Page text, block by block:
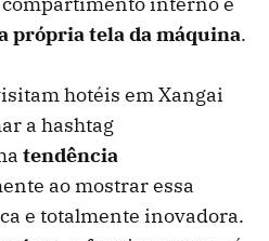
própria tela da máquina.
hotéis em Xangai
a hashtag
tendência
ao mostrar essa
e totalmente inovadora.